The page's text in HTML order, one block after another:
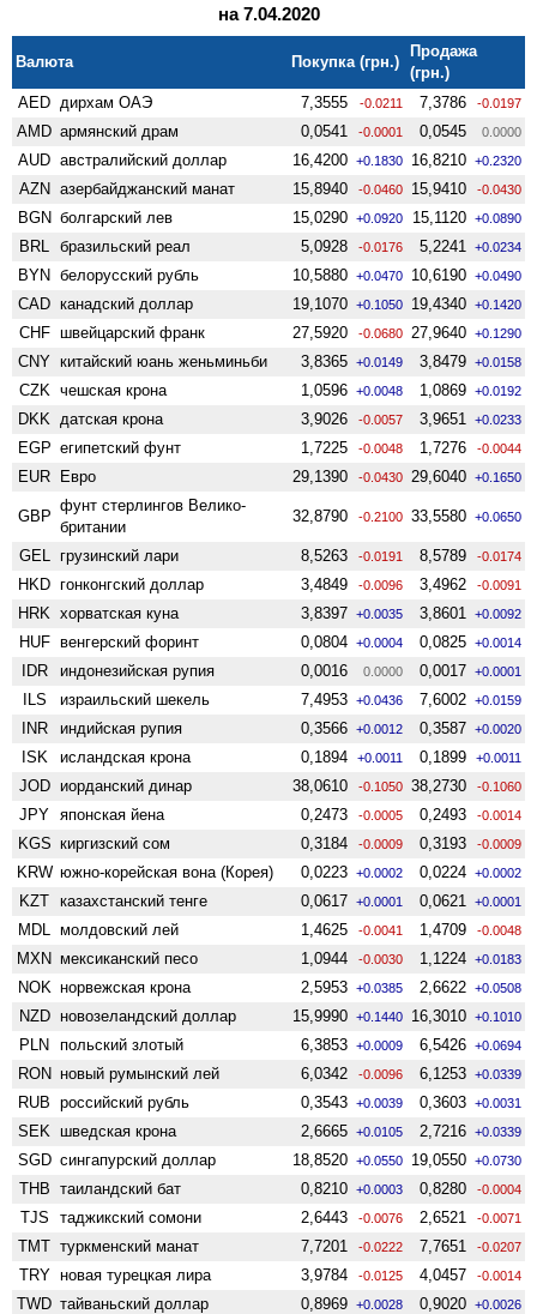
на 7.04.2020
Валюта Покупка (грн.)
Продажа
(грн.)
AED дирхам ОАЭ 7,3555 -0.0211 7,3786 -0.0197
AMD армянский драм 0,0541 -0.0001 0,0545 0.0000
AUD австралийский доллар 16,4200 +0.1830 16,8210 +0.2320
AZN азербайджанский манат 15,8940 -0.0460 15,9410 -0.0430
BGN болгарский лев 15,0290 +0.0920 15,1120 +0.0890
BRL бразильский реал 5,0928 -0.0176 5,2241 +0.0234
BYN белорусский рубль 10,5880 +0.0470 10,6190 +0.0490
CAD канадский доллар 19,1070 +0.1050 19,4340 +0.1420
CHF швейцарский франк 27,5920 -0.0680 27,9640 +0.1290
CNY китайский юань женьминьби 3,8365 +0.0149 3,8479 +0.0158
CZK чешская крона 1,0596 +0.0048 1,0869 +0.0192
DKK датская крона 3,9026 -0.0057 3,9651 +0.0233
EGP египетский фунт 1,7225 -0.0048 1,7276 -0.0044
EUR Евро 29,1390 -0.0430 29,6040 +0.1650
GBP
фунт стерлингов Велико­
британии
32,8790 -0.2100 33,5580 +0.0650
GEL грузинский лари 8,5263 -0.0191 8,5789 -0.0174
HKD гонконгский доллар 3,4849 -0.0096 3,4962 -0.0091
HRK хорватская куна 3,8397 +0.0035 3,8601 +0.0092
HUF венгерский форинт 0,0804 +0.0004 0,0825 +0.0014
IDR индонезийская рупия 0,0016 0.0000 0,0017 +0.0001
ILS израильский шекель 7,4953 +0.0436 7,6002 +0.0159
INR индийская рупия 0,3566 +0.0012 0,3587 +0.0020
ISK исландская крона 0,1894 +0.0011 0,1899 +0.0011
JOD иорданский динар 38,0610 -0.1050 38,2730 -0.1060
JPY японская йена 0,2473 -0.0005 0,2493 -0.0014
KGS киргизский сом 0,3184 -0.0009 0,3193 -0.0009
KRW южно-корейская вона (Корея) 0,0223 +0.0002 0,0224 +0.0002
KZT казахстанский тенге 0,0617 +0.0001 0,0621 +0.0001
MDL молдовский лей 1,4625 -0.0041 1,4709 -0.0048
MXN мексиканский песо 1,0944 -0.0030 1,1224 +0.0183
NOK норвежская крона 2,5953 +0.0385 2,6622 +0.0508
NZD ново­зеландский доллар 15,9990 +0.1440 16,3010 +0.1010
PLN польский злотый 6,3853 +0.0009 6,5426 +0.0694
RON новый румынский лей 6,0342 -0.0096 6,1253 +0.0339
RUB российский рубль 0,3543 +0.0039 0,3603 +0.0031
SEK шведская крона 2,6665 +0.0105 2,7216 +0.0339
SGD сингапурский доллар 18,8520 +0.0550 19,0550 +0.0730
THB таиландский бат 0,8210 +0.0003 0,8280 -0.0004
TJS таджикский сомони 2,6443 -0.0076 2,6521 -0.0071
TMT туркменский манат 7,7201 -0.0222 7,7651 -0.0207
TRY новая турецкая лира 3,9784 -0.0125 4,0457 -0.0014
TWD тайваньский доллар 0,8969 +0.0028 0,9020 +0.0026